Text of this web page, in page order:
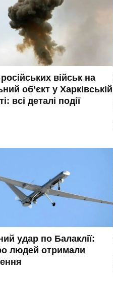
військ на
об’єкт у Харківській
всі деталі події
удар по Балаклії:
людей отримали